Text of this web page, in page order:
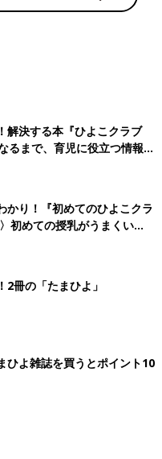
解決する本『ひよこクラブ
まで、育児に役立つ情報が
かり！『初めてのひよこクラ
初めての授乳がうまくい
基本と夏のトラブル 解決テ
冊の「たまひよ」
ひよ雑誌を買うとポイント10